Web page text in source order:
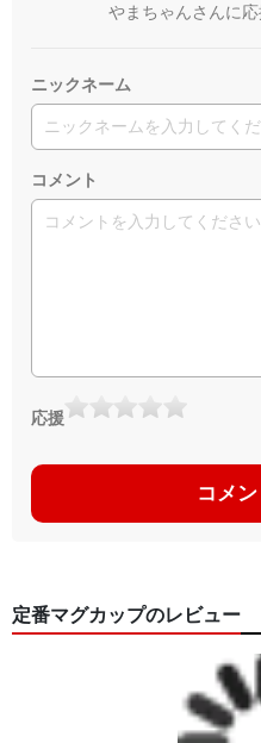
やまちゃんさんに
ニックネーム
コメント
応援
コメ
定番マグカップのレビュー